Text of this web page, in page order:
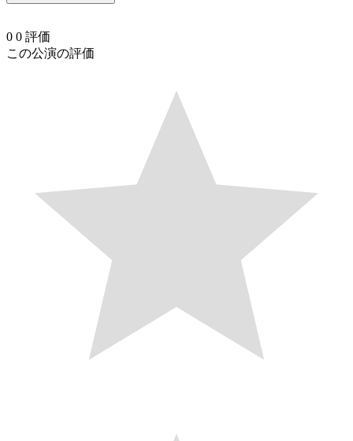
0 0 評価
この公演の評価